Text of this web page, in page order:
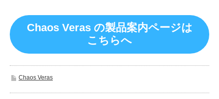
Chaos Veras の製品案内ページは
こちらへ
Chaos Veras